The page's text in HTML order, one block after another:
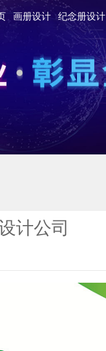
画册设计 纪念册设计
计公司